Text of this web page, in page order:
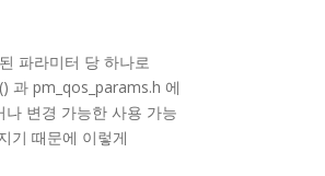
파라미터 당 하나로
과 pm_qos_params.h 에
변경 가능한 사용 가능
기 때문에 이렇게